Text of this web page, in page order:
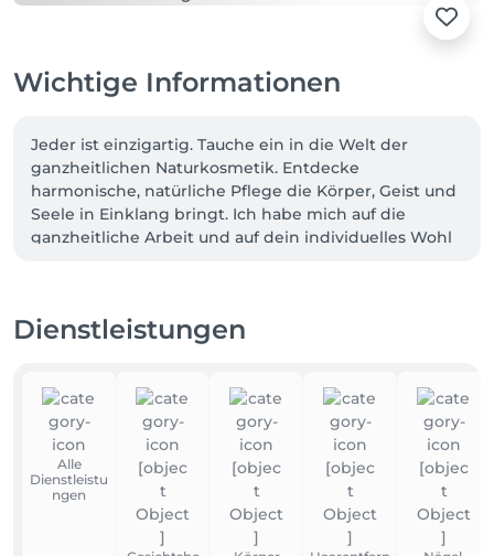
Wichtige Informationen
Jeder ist einzigartig. Tauche ein in die Welt der
ganzheitlichen Naturkosmetik. Entdecke
harmonische, natürliche Pflege die Körper, Geist und
Seele in Einklang bringt. Ich habe mich auf die
ganzheitliche Arbeit und auf dein individuelles Wohl
nicht nur das Wolhlbefinden von außen, sondern
Meditation mit ein, um dein Gleichgewicht auf allen
Ebenen zu unterstützen.
Dienstleistungen
Alle
Dienstleistu
ngen